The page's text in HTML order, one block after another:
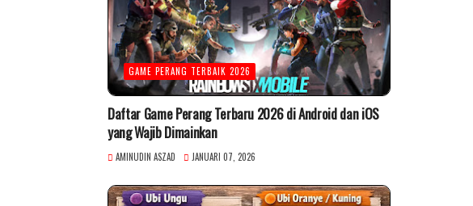
GAME PERANG TERBAIK 2026
Daftar Game Perang Terbaru 2026 di Android dan iOS
yang Wajib Dimainkan
AMINUDIN ASZAD JANUARI 07, 2026